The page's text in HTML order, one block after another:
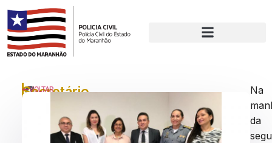
P
Secretário
VOLTAR
Na
da